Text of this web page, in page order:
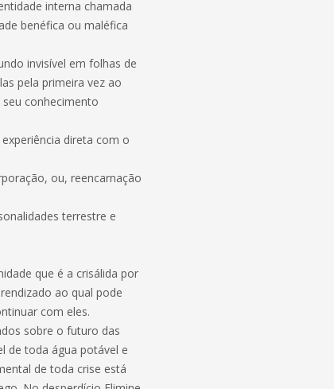
interna chamada
benéfica ou maléfica
invisível em folhas de
pela primeira vez ao
conhecimento
direta com o
ou, reencarnação
terrestre e
que é a crisálida por
ao qual pode
com eles.
sobre o futuro das
de toda água potável e
de toda crise está